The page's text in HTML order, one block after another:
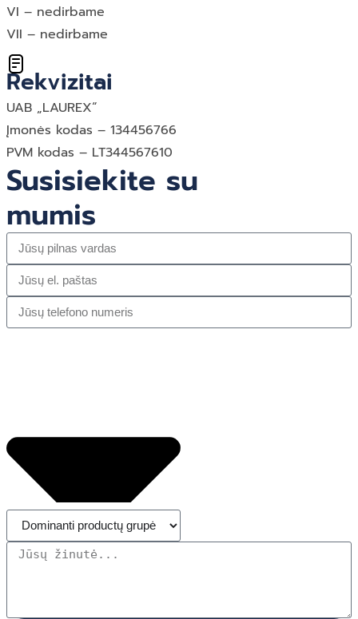
VI – nedirbame
VII – nedirbame
Rekvizitai
UAB „LAUREX“
Įmonės kodas – 134456766
PVM kodas – LT344567610
Susisiekite su
mumis